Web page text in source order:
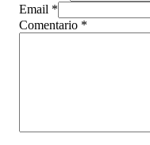
Email *
Comentario *